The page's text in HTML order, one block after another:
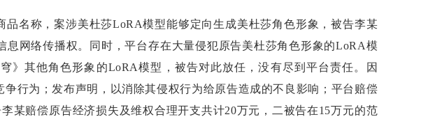
品名称，案涉美杜莎LoRA模型能够定向生成美杜莎角色形象，被告李某
网络传播权。同时，平台存在大量侵犯原告美杜莎角色形象的LoRA模
》其他角色形象的LoRA模型，被告对此放任，没有尽到平台责任。因
行为；发布声明，以消除其侵权行为给原告造成的不良影响；平台赔偿
某赔偿原告经济损失及维权合理开支共计20万元，二被告在15万元的范